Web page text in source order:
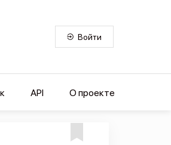
Войти
API О проекте